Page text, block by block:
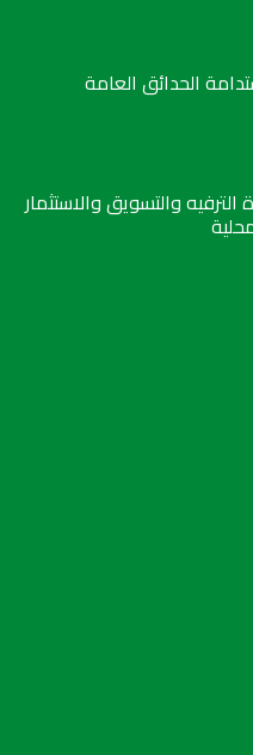
الحدائق العامة
والتسويق والاستثمار